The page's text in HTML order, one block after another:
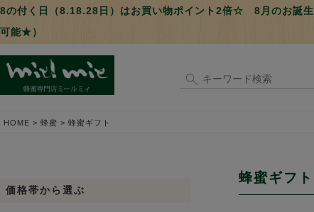
8の付く日（8.18.28日）はお買い物ポイント2倍☆ 8月のお誕生
可能★）
HOME 蜂蜜 蜂蜜ギフト
蜂蜜ギフト
価格帯から選ぶ